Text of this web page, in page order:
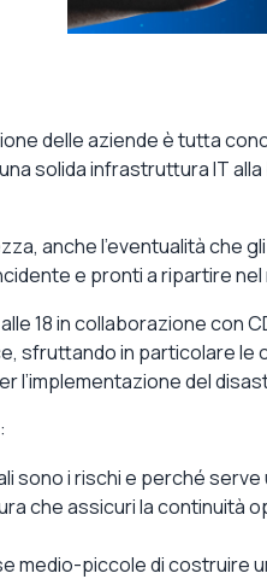
delle aziende ètutta
solida infrastruttura IT
anche l’eventualità che
e pronti a ripartire
18in collaborazione con
sfruttando in particolare le
l’implementazione del
sono i rischi e perché
che assicuri la continuità
medio-piccole di costruire